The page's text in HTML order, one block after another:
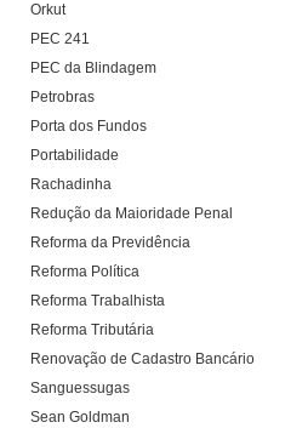
Orkut
PEC 241
PEC da Blindagem
Petrobras
Porta dos Fundos
Portabilidade
Rachadinha
Redução da Maioridade Penal
Reforma da Previdência
Reforma Política
Reforma Trabalhista
Reforma Tributária
Renovação de Cadastro Bancário
Sanguessugas
Sean Goldman